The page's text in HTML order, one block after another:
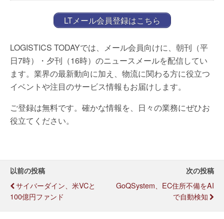
LTメール会員登録はこちら
LOGISTICS TODAYでは、メール会員向けに、朝刊（平
日7時）・夕刊（16時）のニュースメールを配信してい
ます。業界の最新動向に加え、物流に関わる方に役立つ
イベントや注目のサービス情報もお届けします。
ご登録は無料です。確かな情報を、日々の業務にぜひお
役立てください。
以前の投稿
サイバーダイン、米VCと
100億円ファンド
次の投稿
GoQSystem、EC住所不備をAI
で自動検知